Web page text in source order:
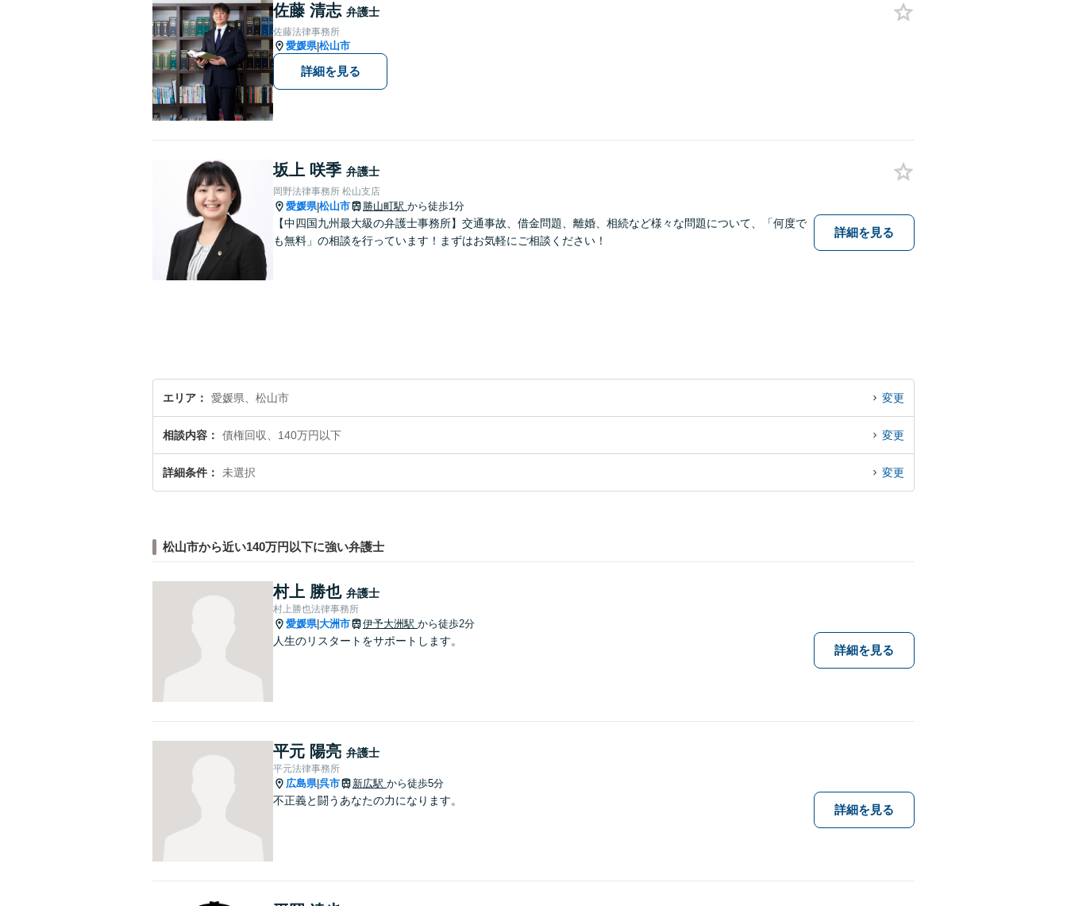
佐藤 清志 弁護士
佐藤法律事務所
愛媛県|松山市
詳細を見る
坂上 咲季 弁護士
岡野法律事務所 松山支店
愛媛県|松山市 勝山町駅 から徒歩1分
【中四国九州最大級の弁護士事務所】交通事故、借金問題、離婚、相続など様々な問題について、「何度で
も無料」の相談を行っています！まずはお気軽にご相談ください！
詳細を見る
エリア 愛媛県、松山市 変更
相談内容 債権回収、140万円以下 変更
詳細条件 未選択 変更
松山市から近い140万円以下に強い弁護士
村上 勝也 弁護士
村上勝也法律事務所
愛媛県|大洲市 伊予大洲駅 から徒歩2分
人生のリスタートをサポートします。
詳細を見る
平元 陽亮 弁護士
平元法律事務所
広島県|呉市 新広駅 から徒歩5分
不正義と闘うあなたの力になります。
詳細を見る